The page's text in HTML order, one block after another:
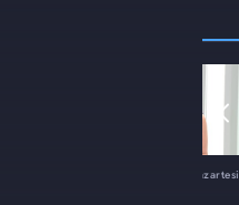
8 Haziran 2026, Pazartesi